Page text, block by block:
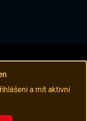
a mít aktivní